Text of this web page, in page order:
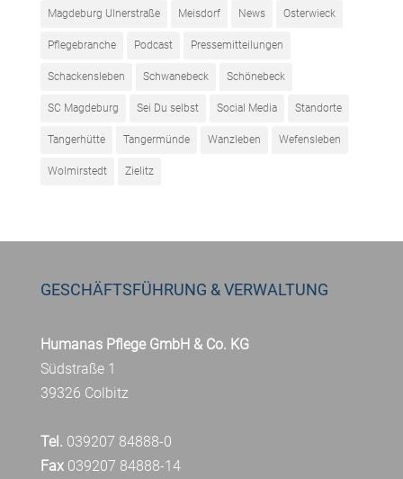
Magdeburg Ulnerstraße Meisdorf News Osterwieck
Pflegebranche Podcast Pressemitteilungen
Schackensleben Schwanebeck Schönebeck
SC Magdeburg Sei Du selbst Social Media Standorte
Tangerhütte Tangermünde Wanzleben Wefensleben
Wolmirstedt Zielitz
GESCHÄFTSFÜHRUNG & VERWALTUNG
Humanas Pflege GmbH & Co. KG
Südstraße 1
39326 Colbitz
Tel. 039207 84888-0
Fax039207 84888-14